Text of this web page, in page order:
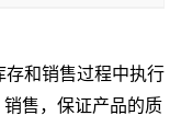
存和销售过程中执行
售，保证产品的质